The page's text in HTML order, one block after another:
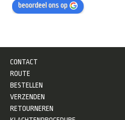
beoordeel ons op
CONTACT
ROUTE
BESTELLEN
VERZENDEN
RETOURNEREN